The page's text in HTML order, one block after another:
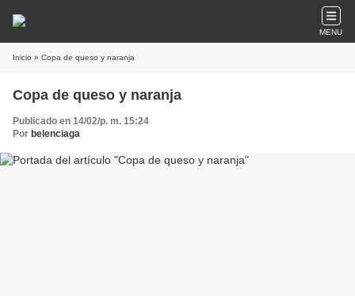
MENU
Inicio » Copa de queso y naranja
Copa de queso y naranja
Publicado en 14/02/p. m. 15:24
Por belenciaga